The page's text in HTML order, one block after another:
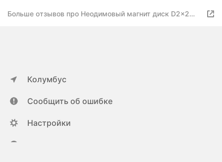
Больше отзывов про Неодимовый магнит диск D2x2
Колумбус
Сообщить об ошибке
Настройки